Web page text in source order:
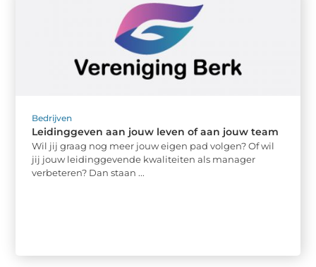
Bedrijven
Leidinggeven aan jouw leven of aan jouw team
Wil jij graag nog meer jouw eigen pad volgen? Of wil
jij jouw leidinggevende kwaliteiten als manager
verbeteren? Dan staan ...